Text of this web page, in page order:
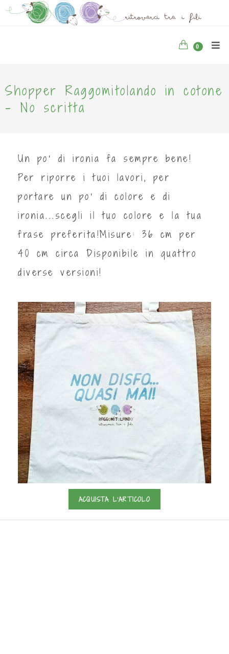
0
Shopper Raggomitolando in cotone
- No scritta
Un po' di ironia fa sempre bene!
Per riporre i tuoi lavori, per
portare un po' di colore e di
ironia...scegli il tuo colore e la tua
frase preferita!Misure: 36 cm per
40 cm circa Disponibile in quattro
diverse versioni!
ACQUISTA L'ARTICOLO